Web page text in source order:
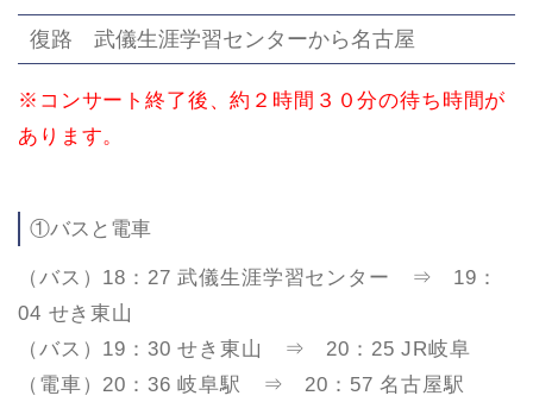
復路 武儀生涯学習センターから名古屋
※コンサート終了後、約２時間３０分の待ち時間が
あります。
①バスと電車
（バス）18：27 武儀生涯学習センター ⇒ 19：
04 せき東山
（バス）19：30 せき東山 ⇒ 20：25 JR岐阜
（電車）20：36 岐阜駅 ⇒ 20：57 名古屋駅